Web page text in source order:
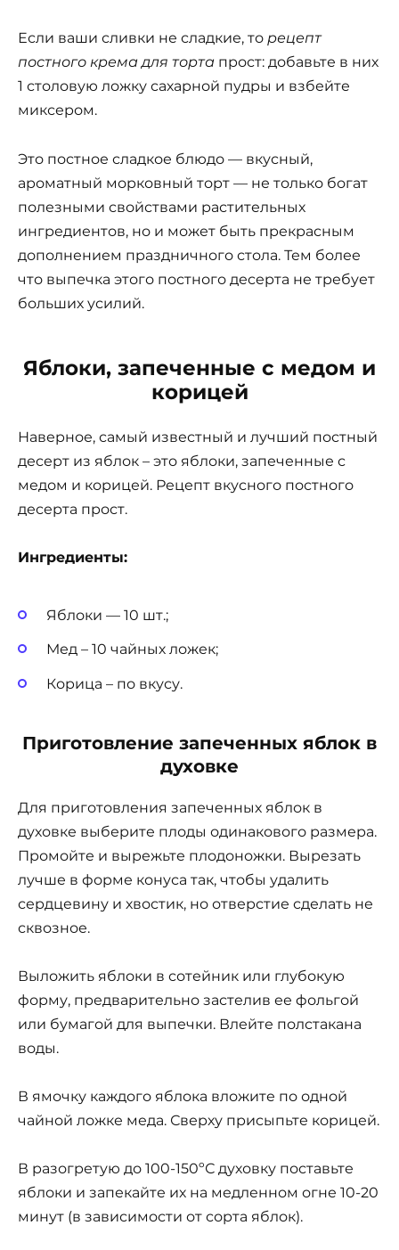
Если ваши сливки не сладкие, то рецепт
постного крема для торта прост: добавьте в них
1 столовую ложку сахарной пудры и взбейте
миксером.
Это постное сладкое блюдо — вкусный,
ароматный морковный торт — не только богат
полезными свойствами растительных
ингредиентов, но и может быть прекрасным
дополнением праздничного стола. Тем более
что выпечка этого постного десерта не требует
больших усилий.
Яблоки, запеченные с медом и
корицей
Наверное, самый известный и лучший постный
десерт из яблок – это яблоки, запеченные с
медом и корицей. Рецепт вкусного постного
десерта прост.
Ингредиенты:
Яблоки — 10 шт.;
Мед – 10 чайных ложек;
Корица – по вкусу.
Приготовление запеченных яблок в
духовке
Для приготовления запеченных яблок в
духовке выберите плоды одинакового размера.
Промойте и вырежьте плодоножки. Вырезать
лучше в форме конуса так, чтобы удалить
сердцевину и хвостик, но отверстие сделать не
сквозное.
Выложить яблоки в сотейник или глубокую
форму, предварительно застелив ее фольгой
или бумагой для выпечки. Влейте полстакана
воды.
В ямочку каждого яблока вложите по одной
чайной ложке меда. Сверху присыпьте корицей.
В разогретую до 100-150ºС духовку поставьте
яблоки и запекайте их на медленном огне 10-20
минут (в зависимости от сорта яблок).